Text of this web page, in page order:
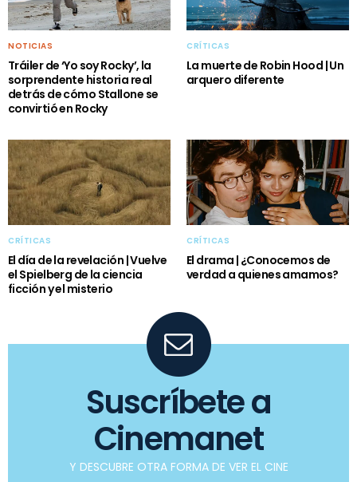
NOTICIAS
Tráiler de ‘Yo soy Rocky’, la
sorprendente historia real
detrás de cómo Stallone se
convirtió en Rocky
CRÍTICAS
La muerte de Robin Hood | Un
arquero diferente
CRÍTICAS
El día de la revelación | Vuelve
el Spielberg de la ciencia
ficción y el misterio
CRÍTICAS
El drama | ¿Conocemos de
verdad a quienes amamos?
Suscríbete a
Cinemanet
Y DESCUBRE OTRA FORMA DE VER EL CINE